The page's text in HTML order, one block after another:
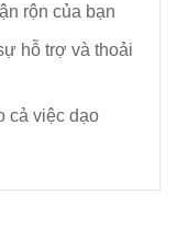
rộn của bạn
hỗ trợ và thoải
cả việc dạo